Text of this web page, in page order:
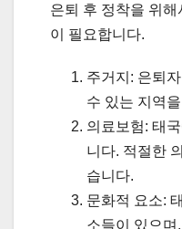
은퇴 후 정착을 위
이 필요합니다.
주거지: 은퇴
수 있는 지역
의료보험: 태
니다. 적절한
습니다.
문화적 요소:
소들이 있으며